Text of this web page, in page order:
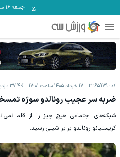
جمعه ۱۶ مرداد
کد: 2365979 17 خرداد 1405 ساعت 17:01 37.4K
ضربه سر عجیب رونالدو سوژه
شبکه‌های اجتماعی هیچ چیز را از قلم
کریستیانو رونالدو برابر شیلی رسید.